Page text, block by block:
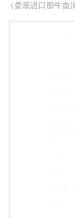
（娄底进口胎牛血